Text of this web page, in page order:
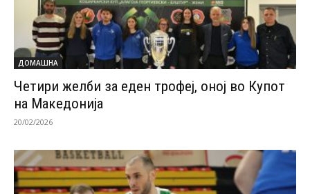
ДОМАШНА
Четири желби за еден трофеј, оној во Купот
на Македонија
20/02/2026